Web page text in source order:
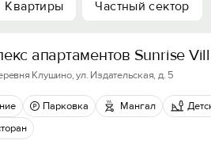
Квартиры Частный сектор
апартаментов Sunrise
Клушино, ул. Издательская, д. 5
Парковка Мангал